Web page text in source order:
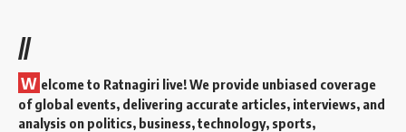
//
W elcome to Ratnagiri live! We provide unbiased coverage
of global events, delivering accurate articles, interviews, and
analysis on politics, business, technology, sports,